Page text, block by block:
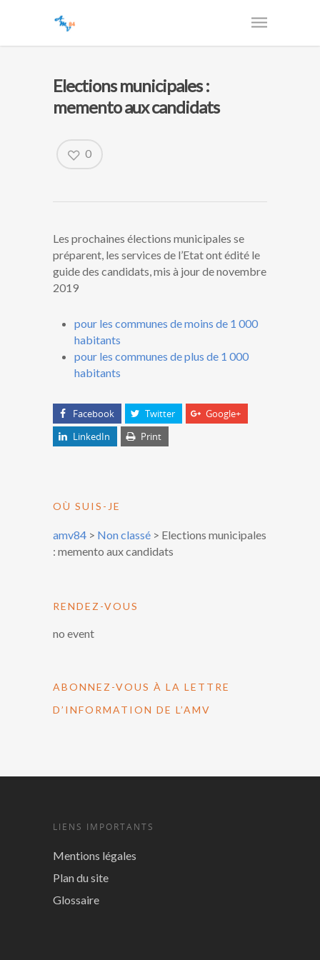
Elections municipales :
memento aux candidats
0
Les prochaines élections municipales se
préparent, les services de l’Etat ont édité le
guide des candidats, mis à jour de novembre
2019
pour les communes de moins de 1 000
habitants
pour les communes de plus de 1 000
habitants
Facebook Twitter
Google+
LinkedIn
Print
OÙ SUIS-JE
amv84 > Non classé > Elections municipales
: memento aux candidats
RENDEZ-VOUS
no event
ABONNEZ-VOUS À LA LETTRE
D’INFORMATION DE L’AMV
LIENS IMPORTANTS
Mentions légales
Plan du site
Glossaire